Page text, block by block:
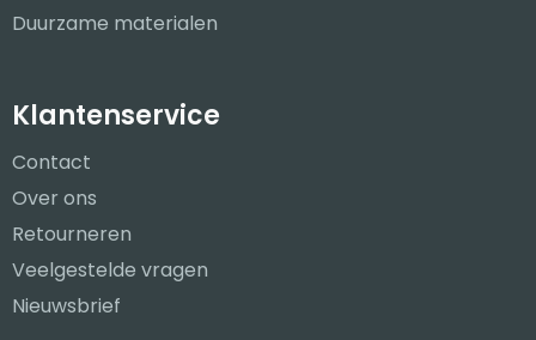
Duurzame materialen
Klantenservice
Contact
Over ons
Retourneren
Veelgestelde vragen
Nieuwsbrief